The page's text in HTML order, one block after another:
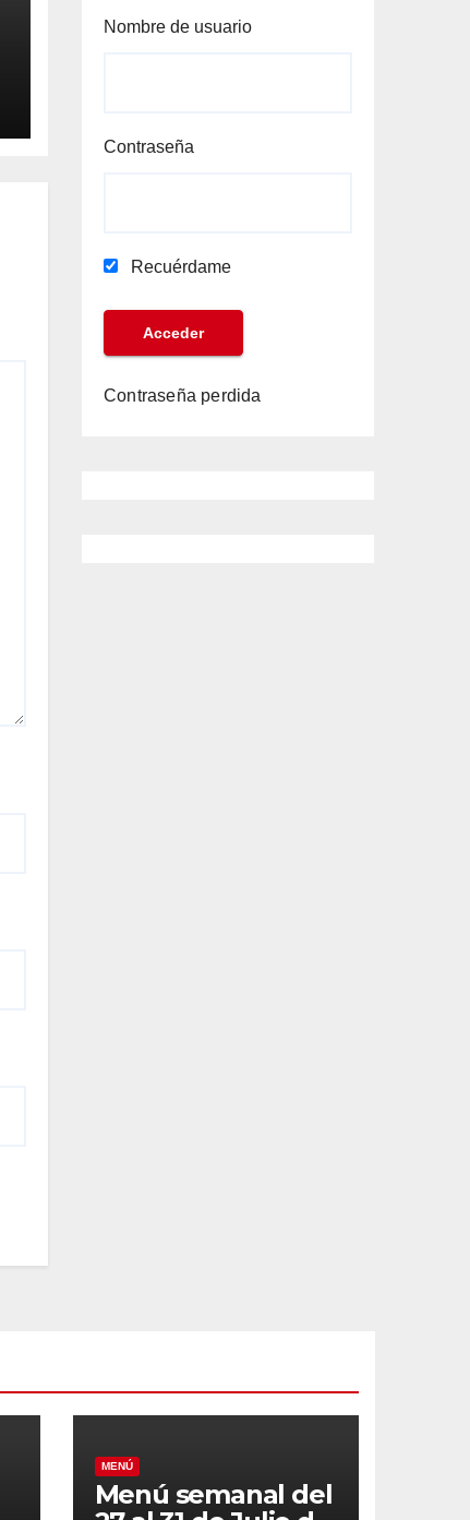
Nombre de usuario
Contraseña
Recuérdame
Contraseña perdida
MENÚ
Menú semanal del